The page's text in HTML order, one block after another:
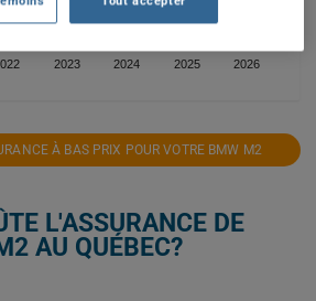
2023 2024 2025 2026
À BAS PRIX POUR VOTRE BMW M2
L'ASSURANCE DE
AU QUÉBEC?